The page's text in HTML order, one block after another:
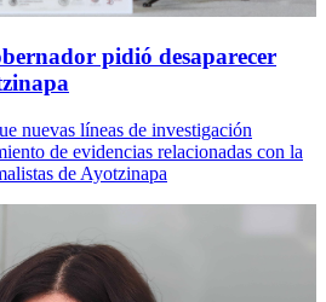
pidió desaparecer
nuevas líneas de investigación
de evidencias relacionadas con la
de Ayotzinapa